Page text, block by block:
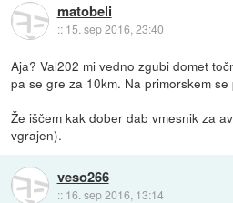
matobeli
:: 15. sep 2016, 23:40
Aja? Val202 mi vedno zgubi domet
pa se gre za 10km. Na primorskem
Že iščem kak dober dab vmesnik za
vgrajen).
veso266
:: 16. sep 2016, 13:14